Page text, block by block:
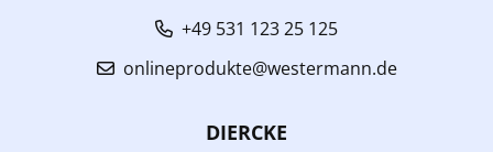
+49 531 123 25 125
onlineprodukte@westermann.de
DIERCKE